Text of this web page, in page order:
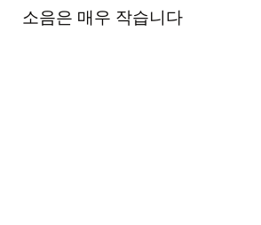
소음은 매우 작습니다